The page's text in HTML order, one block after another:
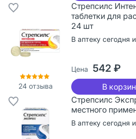
24отзыва
Стрепсилс
таблетки для
24 шт
В аптеку сегодня
Цена 542 ₽
В
Стрепсилс
местного
В аптеку сегодня